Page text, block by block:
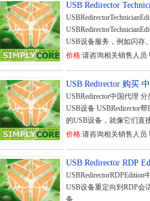
USB Redirector
USB设备服务，例如闪存
价格:请咨询相关销售人员
USB Redirector 购买
USBRedirector中国代理
USB设备 USBRedirector
的USB设备，就像它们直
价格:请咨询相关销售人员
USB Redirector RDP
USB设备重定向到RDP会
备...